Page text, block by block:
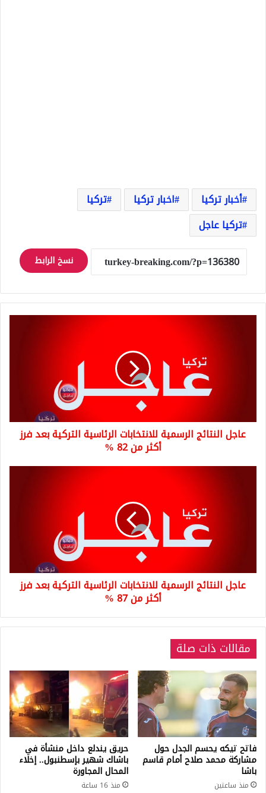
أخبار تركيا اخبار تركيا
تركيا
تركيا عاجل
نسخ الرابط
أكثر
عاجل النتائج الرسمية للانتخابات الرئاسية التركية بعد فرز
أكثر من 82 %
أكثر
عاجل النتائج الرسمية للانتخابات الرئاسية التركية بعد فرز
أكثر من 87 %
مقالات ذات صلة
فاتح تيكه يحسم الجدل حول
مشاركة محمد صلاح أمام قاسم
باشا
منذ ساعتين
حريق يندلع داخل منشأة في
باشاك شهير بإسطنبول.. إخلاء
المحال المجاورة
منذ 16 ساعة